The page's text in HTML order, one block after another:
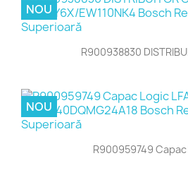
R900938830
NOU
R900959749
NOU